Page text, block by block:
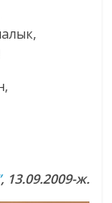
, 13.09.2009-ж.